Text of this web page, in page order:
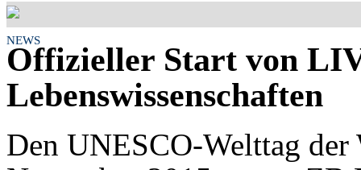
NEWS
Offizieller Start von
Lebenswissenschaften
Den UNESCO-Welttag der